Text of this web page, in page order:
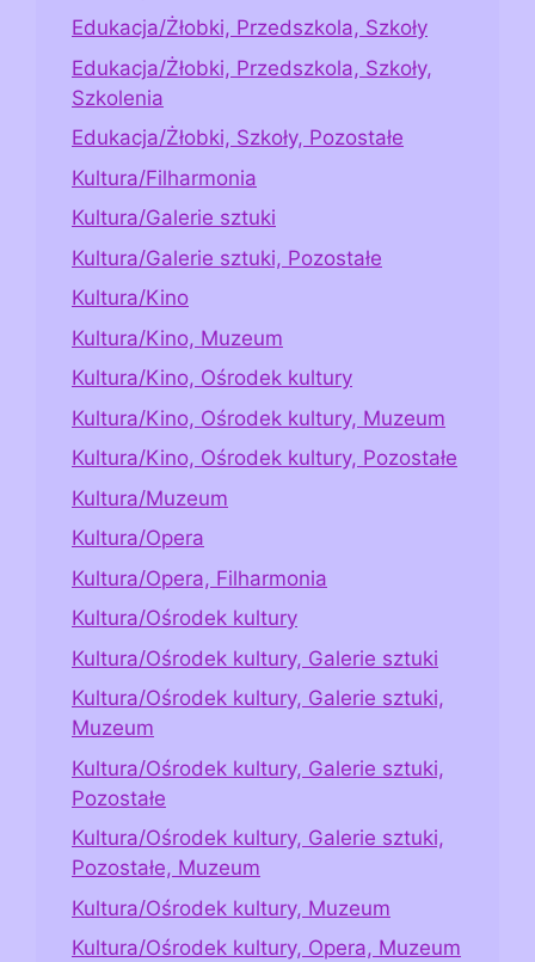
Edukacja/Żłobki, Przedszkola, Szkoły
Edukacja/Żłobki, Przedszkola, Szkoły,
Szkolenia
Edukacja/Żłobki, Szkoły, Pozostałe
Kultura/Filharmonia
Kultura/Galerie sztuki
Kultura/Galerie sztuki, Pozostałe
Kultura/Kino
Kultura/Kino, Muzeum
Kultura/Kino, Ośrodek kultury
Kultura/Kino, Ośrodek kultury, Muzeum
Kultura/Kino, Ośrodek kultury, Pozostałe
Kultura/Muzeum
Kultura/Opera
Kultura/Opera, Filharmonia
Kultura/Ośrodek kultury
Kultura/Ośrodek kultury, Galerie sztuki
Kultura/Ośrodek kultury, Galerie sztuki,
Muzeum
Kultura/Ośrodek kultury, Galerie sztuki,
Pozostałe
Kultura/Ośrodek kultury, Galerie sztuki,
Pozostałe, Muzeum
Kultura/Ośrodek kultury, Muzeum
Kultura/Ośrodek kultury, Opera, Muzeum